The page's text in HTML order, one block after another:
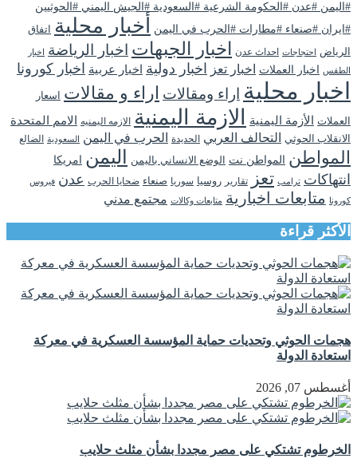
#اليمن #عدن #الحكومة الشرعية #السعودية #الجيش اليمني #الحوثيين
#ايران #صنعاء #مطارات #الحرب في اليمن
أخبار محلية
اتفاق
الرياض
احتجاجات احداث عدن اخبار الجبهات اخبار الرياضة اخبار
الطقس
اخبار العملات اخبار تعز اخبار دولية اخبار عربية اخبار كورونا
اخبار محلية اراء ومقالات اراء و مقالات اسعار
العملات الأزمة اليمنية الازمة اليمنية الازمه اليمنيه الامم المتحدة
الانقلاب الحوثي التحالف العربي الحديدة الحرب في اليمن السعودية الضالع
المواطن المواطن نت الوضع الانساني باليمن اليمن امريكا
انتهاكات ترامب تعز تقارير روسيا سوريا صنعاء ضحايا الحرب عدن فيروس
كورونا متابعات اخبارية متابعات وكالات مجتمع مدني
الأكثر قراءة
هجمات الحوثي وتحديات حماية المؤسسة العسكرية في معركة
استعادة الدولة
أغسطس 07, 2026
الخرطوم تشتكي على مصر مجددا بشأن مثلث حلايب